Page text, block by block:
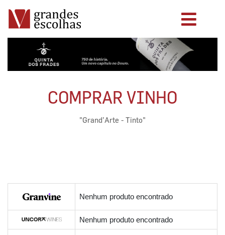
COMPRAR VINHO
"Grand’Arte - Tinto"
Nenhum produto encontrado
Nenhum produto encontrado